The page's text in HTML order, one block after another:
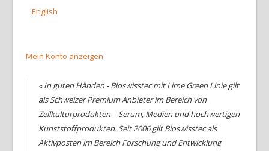
English
Mein Konto anzeigen
« In guten Händen - Bioswisstec mit Lime Green Linie gilt
als Schweizer Premium Anbieter im Bereich von
Zellkulturprodukten – Serum, Medien und hochwertigen
Kunststoffprodukten. Seit 2006 gilt Bioswisstec als
Aktivposten im Bereich Forschung und Entwicklung